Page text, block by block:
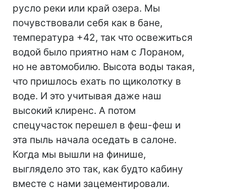
русло реки или край озера. Мы
почувствовали себя как в бане,
температура +42, так что освежиться
водой было приятно нам с Лораном,
но не автомобилю. Высота воды такая,
что пришлось ехать по щиколотку в
воде. И это учитывая даже наш
высокий клиренс. А потом
спецучасток перешел в феш-феш и
эта пыль начала оседать в салоне.
Когда мы вышли на финише,
выглядело это так, как будто кабину
вместе с нами зацементировали.